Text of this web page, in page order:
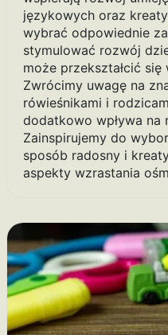
językowych oraz
wybrać odpowiednie
stymulować rozwój
może przekształcić
Zwrócimy uwagę na
rówieśnikami i
dodatkowo wpływa na
Zainspirujemy do
sposób radosny i
aspekty wzrastania